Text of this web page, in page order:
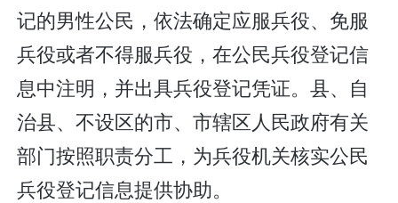
记的男性公民，依法确定应服兵役、免服
兵役或者不得服兵役，在公民兵役登记信
息中注明，并出具兵役登记凭证。县、自
治县、不设区的市、市辖区人民政府有关
部门按照职责分工，为兵役机关核实公民
兵役登记信息提供协助。